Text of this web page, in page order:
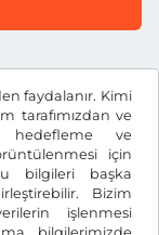
faydalanır. Kimi
tarafımızdan ve
hedefleme ve
için
bilgileri başka
Bizim
işlenmesi